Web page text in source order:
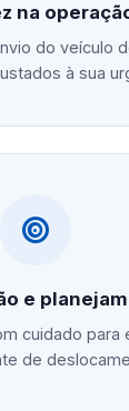
na
do veículo
à sua
e
cuidado para
de